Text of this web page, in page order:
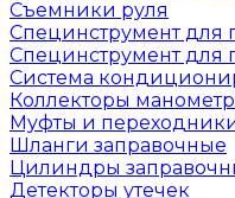
Съемники руля
Специнструмент для
Специнструмент для
Система
Коллекторы
Муфты и
Шланги заправочные
Цилиндры
Детекторы утечек